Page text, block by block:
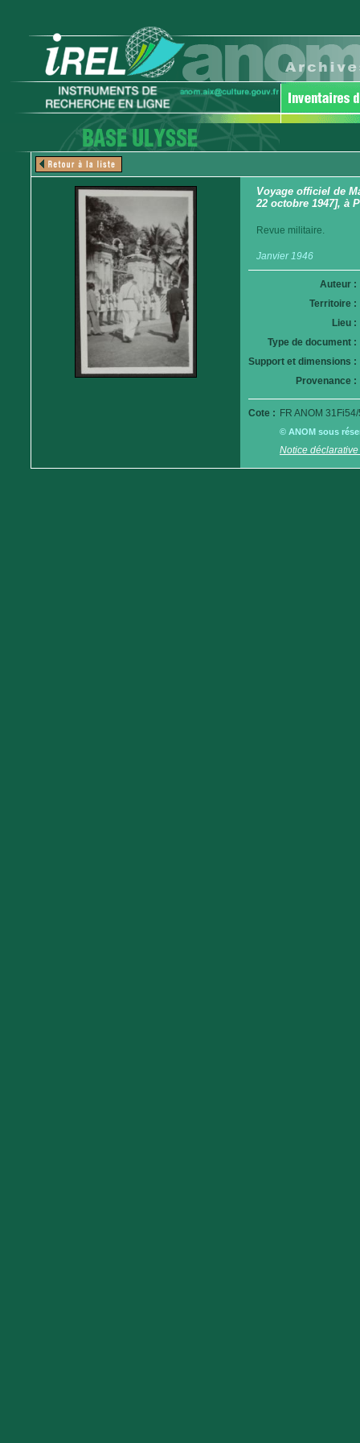
Voyage officiel de
22 octobre 1947], à
Revue militaire.
Janvier 1946
Auteur :
Territoire :
Lieu :
Type de document :
Support et dimensions :
Provenance :
Cote : FR ANOM
© ANOM sous
Notice